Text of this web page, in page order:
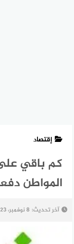
إقتصاد
كم باقي
المواطن
آخر تحديث: 8 نوفمبر، 2023